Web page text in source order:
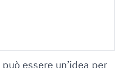
essere un’idea per